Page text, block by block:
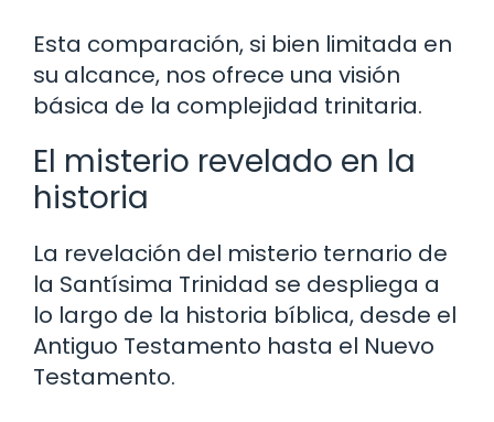
Esta comparación, si bien limitada en
su alcance, nos ofrece una visión
básica de la complejidad trinitaria.
El misterio revelado en la
historia
La revelación del misterio ternario de
la Santísima Trinidad se despliega a
lo largo de la historia bíblica, desde el
Antiguo Testamento hasta el Nuevo
Testamento.